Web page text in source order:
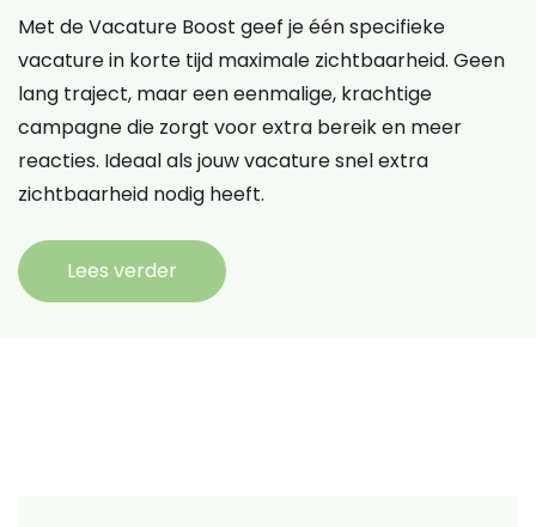
Met de Vacature Boost geef je één specifieke
vacature in korte tijd maximale zichtbaarheid. Geen
lang traject, maar een eenmalige, krachtige
campagne die zorgt voor extra bereik en meer
reacties. Ideaal als jouw vacature snel extra
zichtbaarheid nodig heeft.
Lees verder